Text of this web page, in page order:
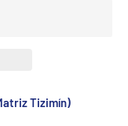
Tizimín)